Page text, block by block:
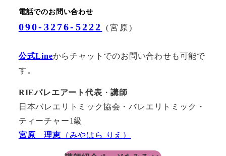
電話でのお問い合わせ
090-3276-5222 (宮原)
公式Lineからチャットでのお問い合わせも可能で
す。
RIEバレエアート代表 ・講師
日本バレエリトミック協会・バレエリトミック・
ティーチャー1級
宮原 理恵 （みやはら りえ）